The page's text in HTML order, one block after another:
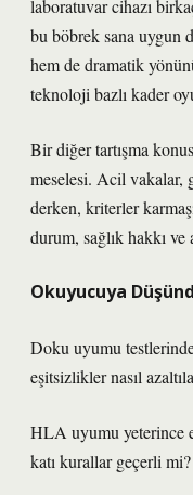
laboratuvar cihazı
bu böbrek sana uygun
hem de dramatik
teknoloji bazlı kader
Bir diğer tartışma
meselesi. Acil vakalar,
derken, kriterler
durum, sağlık hakkı ve
Okuyucuya
Doku uyumu
eşitsizlikler nasıl
HLA uyumu yeterince
katı kurallar geçerli mi?